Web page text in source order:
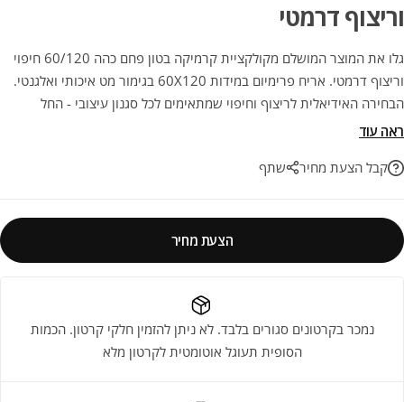
וריצוף דרמטי
גלו את המוצר המושלם מקולקציית קרמיקה בטון פחם כהה 60/120 חיפוי
וריצוף דרמטי. אריח פרימיום במידות 60X120 בגימור מט איכותי ואלגנטי.
הבחירה האידיאלית לריצוף וחיפוי שמתאימים לכל סגנון עיצובי - החל
ממראה אורבני נקי ועד לעיצוב כפרי עדין. השילוב המושלם בין אסתטיקה
ראה עוד
קבל הצעת מחיר
שתף
הצעת מחיר
נמכר בקרטונים סגורים בלבד. לא ניתן להזמין חלקי קרטון. הכמות
הסופית תעוגל אוטומטית לקרטון מלא